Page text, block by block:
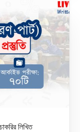
লিখিত